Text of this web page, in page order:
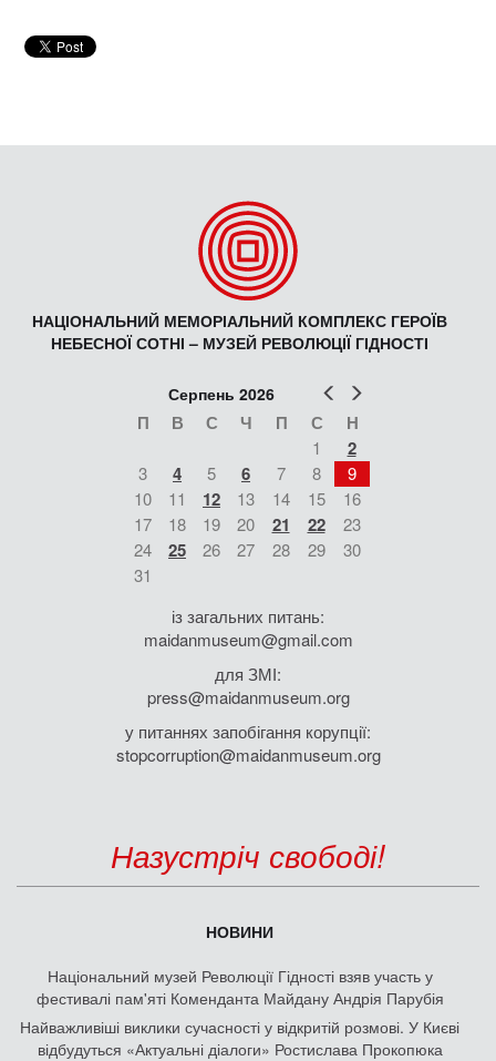
НАЦІОНАЛЬНИЙ МЕМОРІАЛЬНИЙ КОМПЛЕКС ГЕРОЇВ
НЕБЕСНОЇ СОТНІ – МУЗЕЙ РЕВОЛЮЦІЇ ГІДНОСТІ
Попер
Серпень 2026
П В С Ч П С Н
1 2
3 4 5 6 7 8
9
10
11 12 13 14 15
16
17
18 19 20 21 22
23
24
25 26 27 28 29
30
31
із загальних питань:
maidanmuseum@gmail.com
для ЗМІ:
press@maidanmuseum.org
у питаннях запобігання корупції:
stopcorruption@maidanmuseum.org
Назустріч свободі!
НОВИНИ
Національний музей Революції Гідності взяв участь у
фестивалі пам'яті Коменданта Майдану Андрія Парубія
Найважливіші виклики сучасності у відкритій розмові. У Києві
відбудуться «Актуальні діалоги» Ростислава Прокопюка